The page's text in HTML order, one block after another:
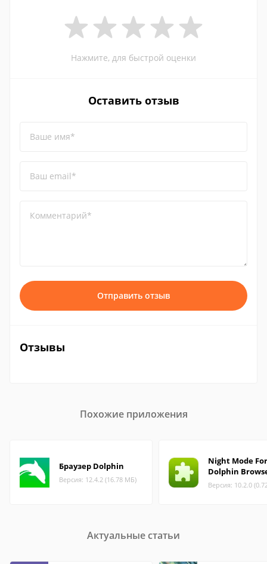
Нажмите, для быстрой оценки
Оставить отзыв
Ваше имя*
Ваш email*
Комментарий*
Отправить отзыв
Отзывы
Похожие приложения
Браузер Dolphin
Версия: 12.4.2 (16.78 МБ)
Night Mode For
Dolphin
Версия: 10.2.0
Актуальные статьи